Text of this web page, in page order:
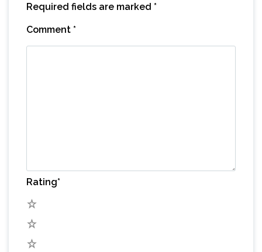
Required fields are marked *
Comment *
Rating*